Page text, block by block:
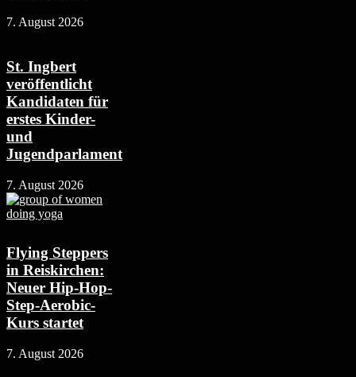
7. August 2026
St. Ingbert
veröffentlicht
Kandidaten für
erstes Kinder-
und
Jugendparlament
7. August 2026
Flying Steppers
in Reiskirchen:
Neuer Hip-Hop-
Step-Aerobic-
Kurs startet
7. August 2026